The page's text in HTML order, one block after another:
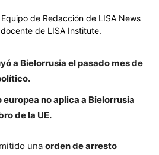
de Redacción de LISA News
de LISA Institute.
a Bielorrusia el pasado mes de
no aplica a Bielorrusia
de la UE.
una orden de arresto